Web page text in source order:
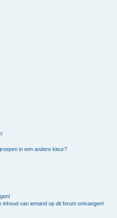
in een andere kleur?
van iemand op dit forum ontvangen!